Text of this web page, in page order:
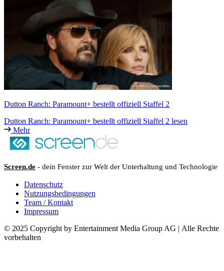
Dutton Ranch: Paramount+ bestellt offiziell Staffel 2
Dutton Ranch: Paramount+ bestellt offiziell Staffel 2 lesen
Mehr
Screen.de - dein Fenster zur Welt der Unterhaltung und Technologie
Datenschutz
Nutzungsbedingungen
Team / Kontakt
Impressum
© 2025 Copyright by Entertainment Media Group AG | Alle Rechte
vorbehalten